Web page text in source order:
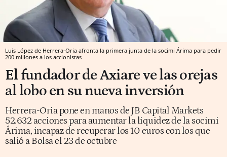
Luis López de Herrera-Oria afronta la primera junta de la socimi Árima para pedir
200 millones a los accionistas
El fundador de Axiare ve las orejas
al lobo en su nueva inversión
Herrera-Oria pone en manos de JB Capital Markets
52.632 acciones para aumentar la liquidez de la socimi
Árima, incapaz de recuperar los 10 euros con los que
salió a Bolsa el 23 de octubre